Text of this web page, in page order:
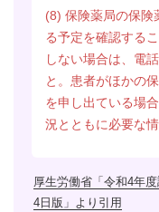
(8) 保険薬局の保険
る予定を確認する
しない場合は、電
と。患者がほかの
を申し出ている場
況とともに必要な
厚生労働省「令和4年
4日版」より引用